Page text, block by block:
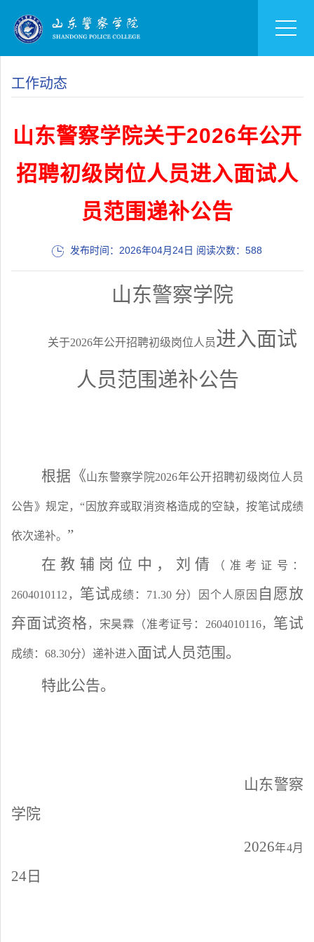
工作动态
山东警察学院关于2026年公开
招聘初级岗位人员进入面试人
员范围递补公告
发布时间：2026年04月24日 阅读次数： 588
山东警察学院
关于2026年公开招聘初级岗位人员进入面试
人员范围递补公告
根据《山东警察学院2026年公开招聘初级岗位人员
公告》规定，“ 因放弃或取消资格造成的空缺，按笔试成绩
依次递补。 ”
在教辅 岗位中， 刘倩 （准考证号：
2604010112， 笔试成绩： 71.30 分）因个人原因 自愿放
弃面试资格 ，宋昊霖（准考证号： 2604010116， 笔试
成绩： 68.30分）递补进入面试人员范围。
特此公告。
山东警察
学院
2026年4月
24 日